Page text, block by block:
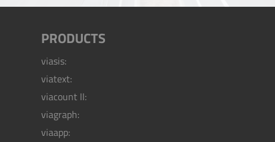
PRODUCTS
viasis:
viatext:
viacount II:
viagraph:
viaapp: